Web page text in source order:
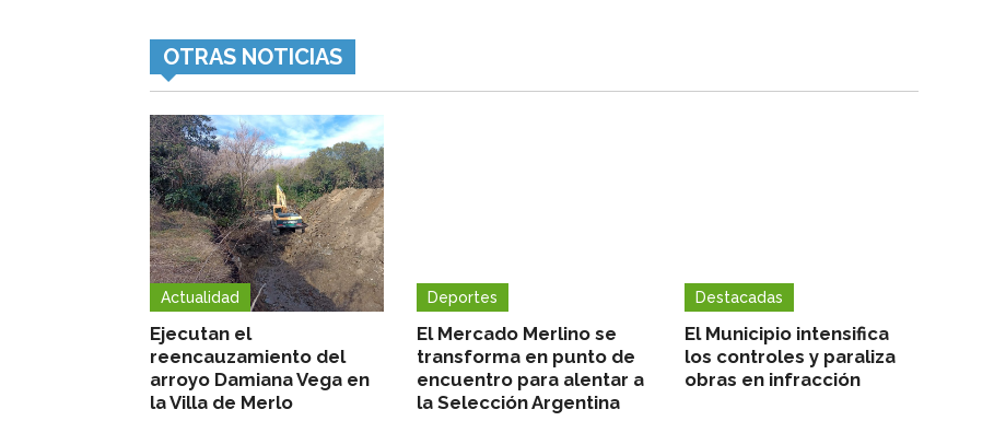
OTRAS NOTICIAS
Actualidad
Ejecutan el
reencauzamiento del
arroyo Damiana Vega en
la Villa de Merlo
Deportes
El Mercado Merlino se
transforma en punto de
encuentro para alentar a
la Selección Argentina
Destacadas
El Municipio intensifica
los controles y paraliza
obras en infracción